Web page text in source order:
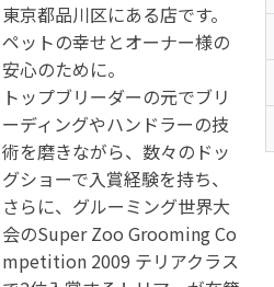
東京都品川区にある店です。
ペットの幸せとオーナー様の
安心のために。
トップブリーダーの元でブリ
ーディングやハンドラーの技
術を磨きながら、数々のドッ
グショーで入賞経験を持ち、
さらに、グルーミング世界大
会のSuper Zoo Grooming Co
mpetition 2009 テリアクラス